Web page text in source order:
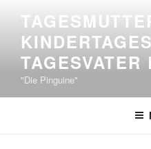
springen
TAGESVATER
"Die Pinguine"